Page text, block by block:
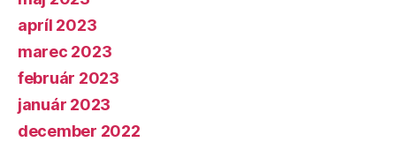
apríl 2023
marec 2023
február 2023
január 2023
december 2022